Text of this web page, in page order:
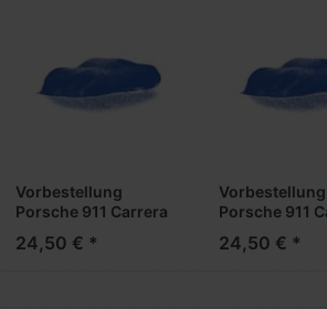
Vorbestellung
Porsche 911 Carrera
schwarz- -1:87-
24,50 € *
Vorbestellung
Porsche 911
***Messe
24,50 € *